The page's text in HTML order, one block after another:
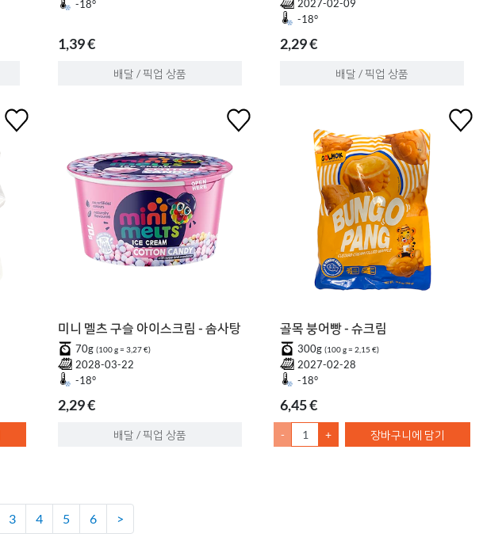
-18°
1,39 €
배달 / 픽업 상품
2027-02-09
-18°
2,29 €
배달 / 픽업 상품
미니 멜츠 구슬 아이스크림 - 솜사탕
70g (100 g = 3,27 €)
2028-03-22
-18°
2,29 €
배달 / 픽업 상품
골목 붕어빵 - 슈크림
300g (100 g = 2,15 €)
2027-02-28
-18°
6,45 €
- + 장바구니에 담기
3 4 5 6 >